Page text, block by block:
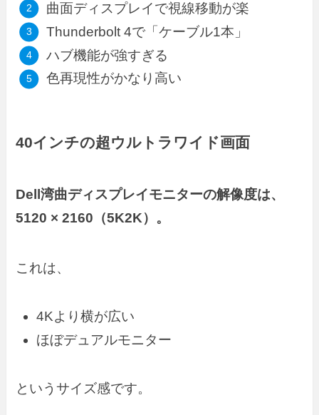
曲面ディスプレイで視線移動が楽
Thunderbolt 4で「ケーブル1本」
ハブ機能が強すぎる
色再現性がかなり高い
40インチの超ウルトラワイド画面
Dell湾曲ディスプレイモニターの解像度は、
5120 × 2160（5K2K）。
これは、
4Kより横が広い
ほぼデュアルモニター
というサイズ感です。